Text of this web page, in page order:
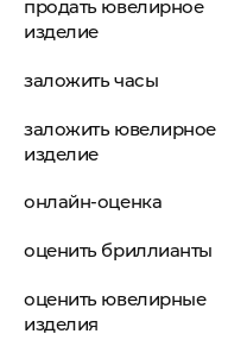
продать ювелирное
изделие
заложить часы
заложить ювелирное
изделие
онлайн-оценка
оценить бриллианты
оценить ювелирные
изделия